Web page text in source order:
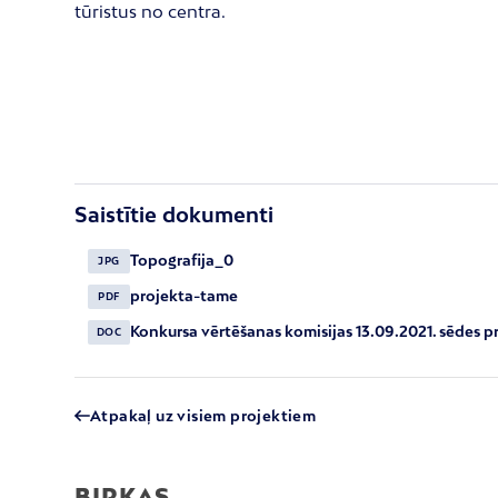
tūristus no centra.
Saistītie dokumenti
JPG Topografija_0
PDF projekta-tame
DOC Konkursa vērtēšanas komisijas 13.09.2021. sēdes
Atpakaļ uz visiem projektiem